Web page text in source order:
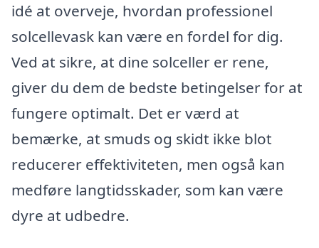
idé at overveje, hvordan professionel
solcellevask kan være en fordel for dig.
Ved at sikre, at dine solceller er rene,
giver du dem de bedste betingelser for at
fungere optimalt. Det er værd at
bemærke, at smuds og skidt ikke blot
reducerer effektiviteten, men også kan
medføre langtidsskader, som kan være
dyre at udbedre.